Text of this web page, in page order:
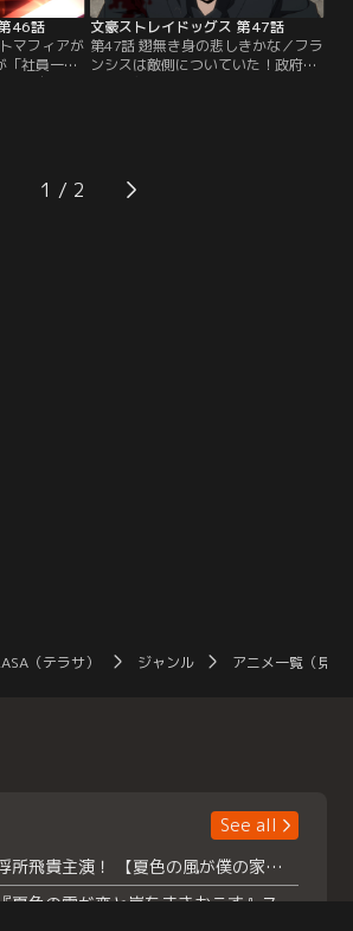
46話
マフィアが
「社員一人
が自分を
。だが、彼
男だ。罠の
文豪ストレイドッグス 第47話
第47話 翅無き身の悲しきかな／フラ
ンシスは敵側についていた！政府機
残っても、探偵社再建に命を懸ける
ことを約束して--。一人になった与
1
（テラサ） ジャンル アニメ一覧（見放
See all
浮所飛貴主演！ 【夏色の風が僕の家にやってきた】 本日よりテラサで独占配信スタート！
『夏色の雲が恋と嵐をまきおこす』スペシャルメイキング 【Part1】2026年７月18日（土）23時30分～配信スタート！話題のシーンの裏側を大公開！豪華キャスト大集合！ 『武宮家 真夏の家族会議』開催！